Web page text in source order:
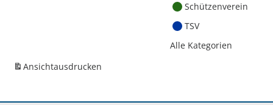
Schützenverein
TSV
Alle Kategorien
Ansichtausdrucken